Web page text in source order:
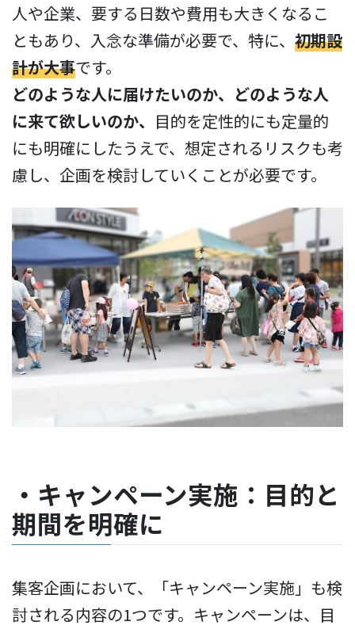
人や企業、要する日数や費用も大きくなるこ
ともあり、入念な準備が必要で、特に、 初期設
計が大事です。
どのような人に届けたいのか、どのような人
に来て欲しいのか、 目的を定性的にも定量的
にも明確にしたうえで、想定されるリスクも考
慮し、企画を検討していくことが必要です。
・キャンペーン実施：目的と
期間を明確に
集客企画において、「キャンペーン実施」も検
討される内容の1つです。キャンペーンは、目